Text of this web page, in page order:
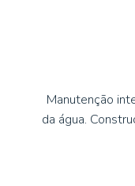
Manutenção
da água.